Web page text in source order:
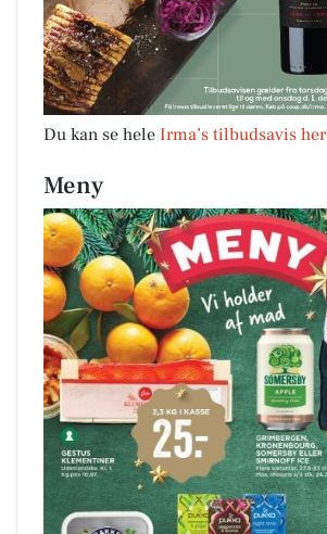
Du kan se hele Irma’s tilbudsavis her
Meny